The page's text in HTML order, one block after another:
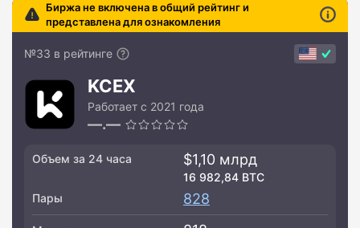
Биржа не включена в общий рейтинг и
представлена для ознакомления
№33 в рейтинге
KCEX
Работает с 2021 года
—.—
Объем за 24 часа $1,10 млрд
16 982,84 BTC
Пары
828